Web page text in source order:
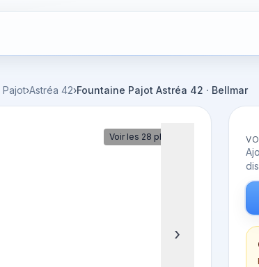
Pajot›Astréa 42›Fountaine Pajot Astréa 42 · Bellmar
Voir les 28 photos
›